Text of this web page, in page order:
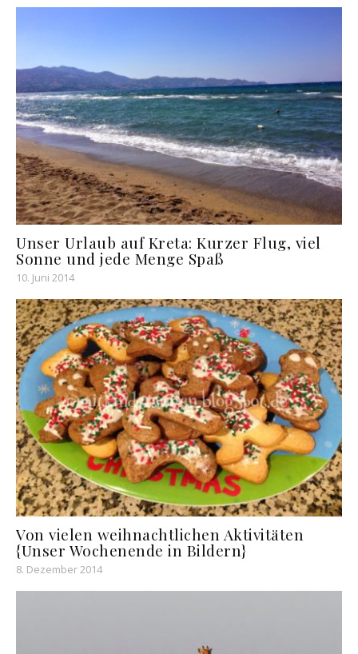
Unser Urlaub auf Kreta: Kurzer Flug, viel
Sonne und jede Menge Spaß
10. Juni 2014
Von vielen weihnachtlichen Aktivitäten
{Unser Wochenende in Bildern}
8. Dezember 2014